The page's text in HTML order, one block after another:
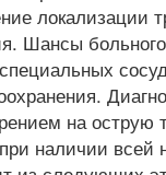
локализации
Шансы
на
наличии всей